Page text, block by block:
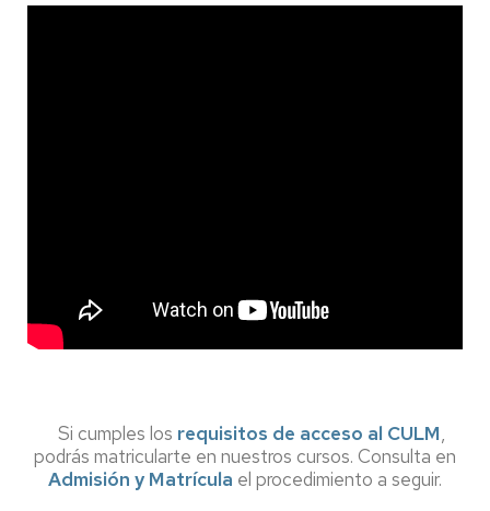
Si cumples los requisitos de acceso al CULM,
podrás matricularte en nuestros cursos. Consulta en
Admisión y Matrícula el procedimiento a seguir.